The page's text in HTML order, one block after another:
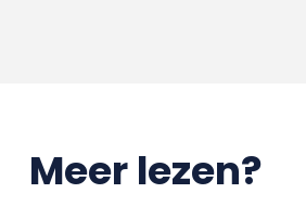
Meer lezen?